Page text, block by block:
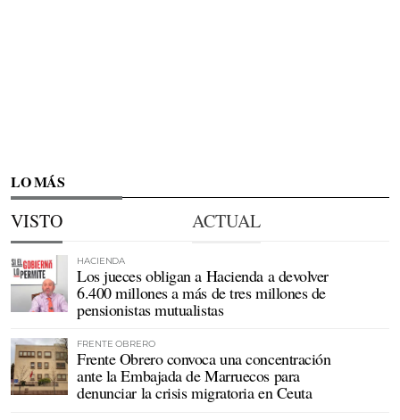
LO MÁS
VISTO ACTUAL
HACIENDA
Los jueces obligan a Hacienda a devolver
6.400 millones a más de tres millones de
pensionistas mutualistas
FRENTE OBRERO
Frente Obrero convoca una concentración
ante la Embajada de Marruecos para
denunciar la crisis migratoria en Ceuta